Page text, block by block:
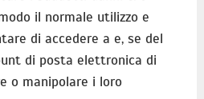
il normale utilizzo e
di accedere a e, se del
di posta elettronica di
o manipolare i loro